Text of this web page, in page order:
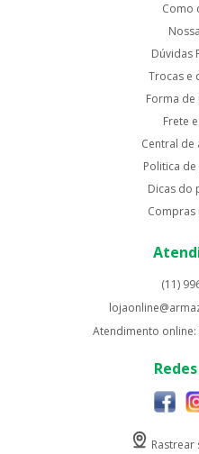
Como
Dúvidas
Trocas e
Forma
Frete
Central de
Politica
Dicas do
Compras
(11)
Atendimento online: